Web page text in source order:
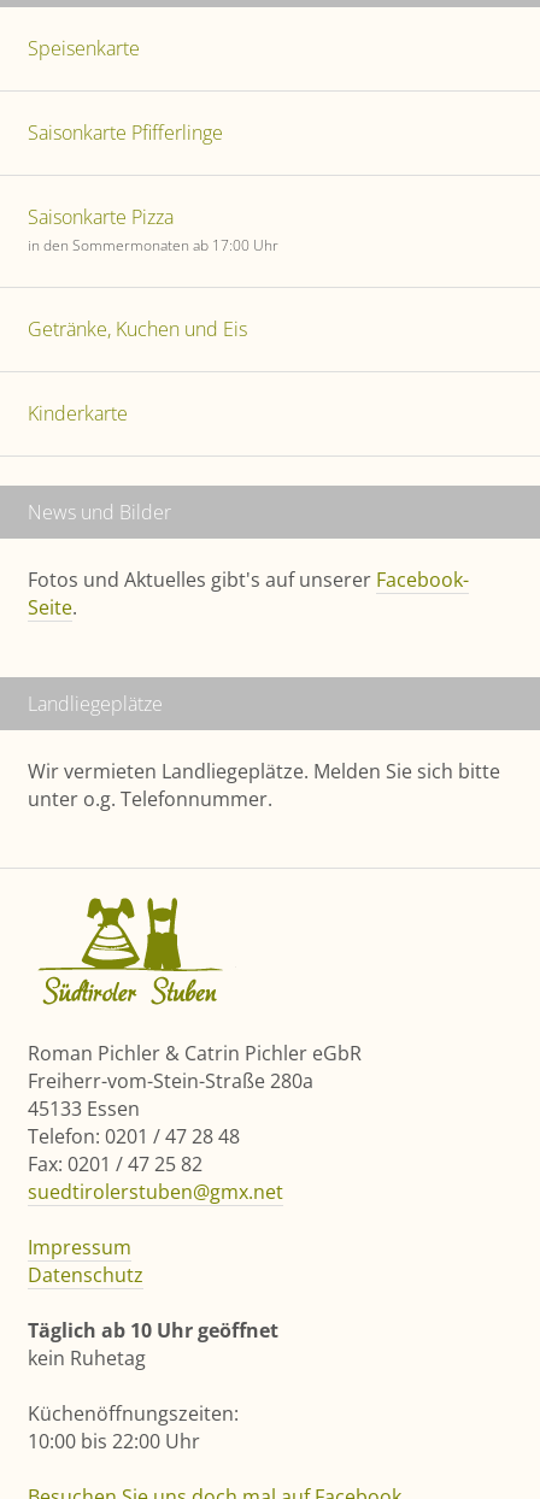
Speisenkarte
Saisonkarte Pfifferlinge
Saisonkarte Pizza
in den Sommermonaten ab 17:00 Uhr
Getränke, Kuchen und Eis
Kinderkarte
News und Bilder
Fotos und Aktuelles gibt's auf unserer Facebook-
Seite.
Landliege­plätze
Wir vermieten Landliegeplätze. Melden Sie sich bitte
unter o.g. Telefonnummer.
Roman Pichler & Catrin Pichler eGbR
Freiherr-vom-Stein-Straße 280a
45133 Essen
Telefon: 0201 / 47 28 48
Fax: 0201 / 47 25 82
suedtirolerstuben@gmx.net
Impressum
Datenschutz
Täglich ab 10 Uhr geöffnet
kein Ruhetag
Küchenöffnungszeiten:
10:00 bis 22:00 Uhr